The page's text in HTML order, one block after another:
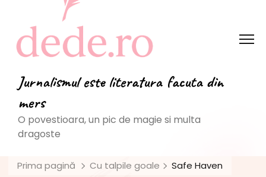
Jurnalismul este literatura facuta din
mers
O povestioara, un pic de magie si multa
dragoste
Prima pagină Cu talpile goale Safe Haven